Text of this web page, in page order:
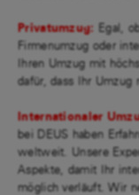
Privatumzug: Egal,
Firmenumzug oder
Ihren Umzug mit
dafür, dass Ihr Umzug
Internationaler
bei DEUS haben
weltweit. Unsere
Aspekte, damit Ihr
möglich verläuft. Wir